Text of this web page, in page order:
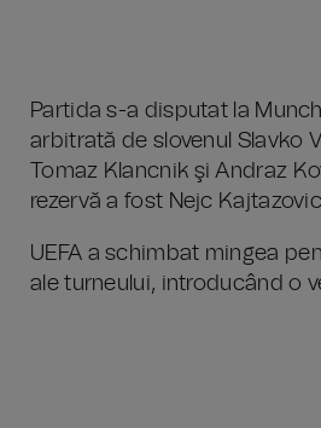
Partida s-a disputat la
arbitrată de slovenul Slavko
Tomaz Klancnik şi Andraz
rezervă a fost Nejc
UEFA a schimbat mingea
ale turneului, introducând o